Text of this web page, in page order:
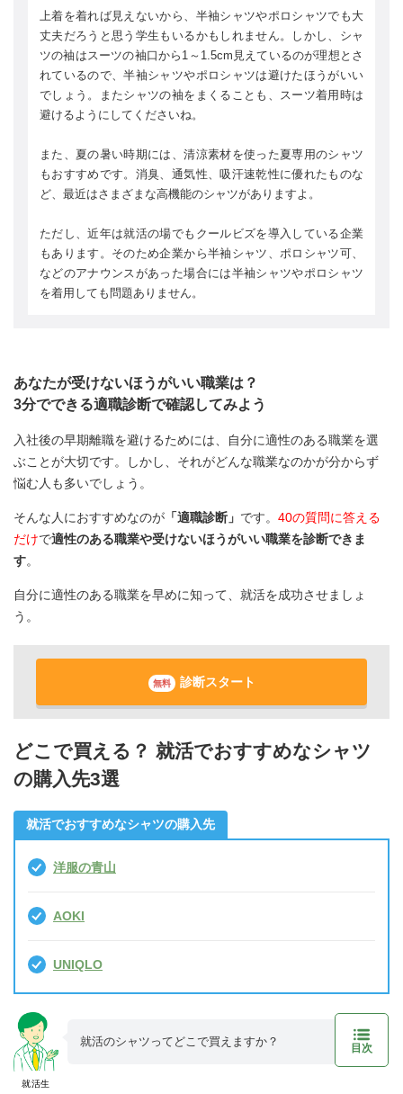
上着を着れば見えないから、半袖シャツやポロシャツでも大
丈夫だろうと思う学生もいるかもしれません。しかし、シャ
ツの袖はスーツの袖口から1～1.5cm見えているのが理想とさ
れているので、半袖シャツやポロシャツは避けたほうがいい
でしょう。またシャツの袖をまくることも、スーツ着用時は
避けるようにしてくださいね。
また、夏の暑い時期には、清涼素材を使った夏専用のシャツ
もおすすめです。消臭、通気性、吸汗速乾性に優れたものな
ど、最近はさまざまな高機能のシャツがありますよ。
ただし、近年は就活の場でもクールビズを導入している企業
もあります。そのため企業から半袖シャツ、ポロシャツ可、
などのアナウンスがあった場合には半袖シャツやポロシャツ
を着用しても問題ありません。
あなたが受けないほうがいい職業は？
3分でできる適職診断で確認してみよう
入社後の早期離職を避けるためには、自分に適性のある職業を選
ぶことが大切です。しかし、それがどんな職業なのかが分からず
悩む人も多いでしょう。
そんな人におすすめなのが 「適職診断」 です。 40の質問に答える
だけで適性のある職業や受けないほうがいい職業を診断できま
す。
自分に適性のある職業を早めに知って、就活を成功させましょ
う。
無料 診断スタート
どこで買える？ 就活でおすすめなシャツ
の購入先3選
就活でおすすめなシャツの購入先
洋服の青山
AOKI
UNIQLO
就活生
就活のシャツってどこで買えますか？
目次